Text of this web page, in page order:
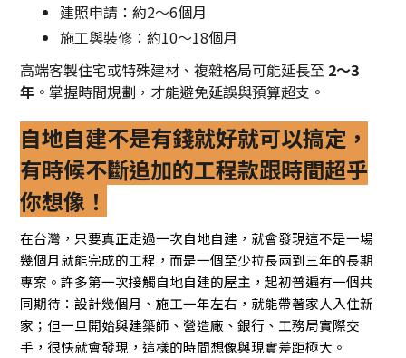
建照申請：約2～6個月
施工與裝修：約10～18個月
高端客製住宅或特殊建材、複雜格局可能延長至 2～3
年 。掌握時間規劃，才能避免延誤與預算超支。
自地自建不是有錢就好就可以搞定，
有時候不斷追加的工程款跟時間超乎
你想像！
在台灣，只要真正走過一次自地自建，就會發現這不是一場
幾個月就能完成的工程，而是一個至少拉長兩到三年的長期
專案。許多第一次接觸自地自建的屋主，起初普遍有一個共
同期待：設計幾個月、施工一年左右，就能帶著家人入住新
家；但一旦開始與建築師、營造廠、銀行、工務局實際交
手，很快就會發現，這樣的時間想像與現實差距極大。